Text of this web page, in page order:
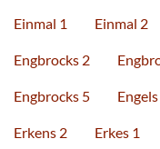
Einmal 1 Einmal 2
Engbrocks 2
Engbrocks 5 Engels
Erkens 2 Erkes 1